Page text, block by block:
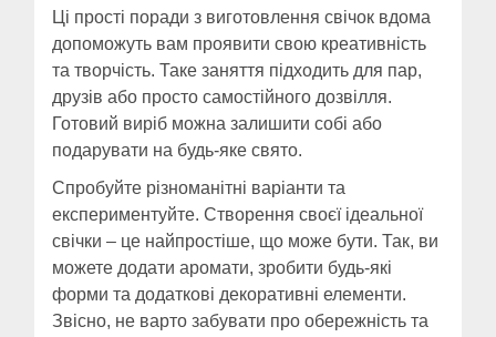
Ці прості поради з виготовлення свічок вдома
допоможуть вам проявити свою креативність
та творчість. Таке заняття підходить для пар,
друзів або просто самостійного дозвілля.
Готовий виріб можна залишити собі або
подарувати на будь-яке свято.
Спробуйте різноманітні варіанти та
експериментуйте. Створення своєї ідеальної
свічки – це найпростіше, що може бути. Так, ви
можете додати аромати, зробити будь-які
форми та додаткові декоративні елементи.
Звісно, не варто забувати про обережність та